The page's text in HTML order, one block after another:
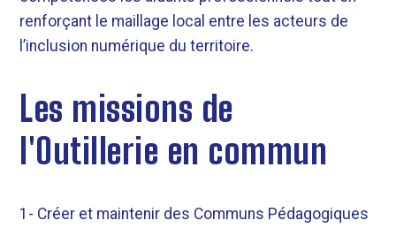
renforçant le maillage local entre les acteurs de
l’inclusion numérique du territoire.
Les missions de
l'Outillerie en commun
1- Créer et maintenir des Communs Pédagogiques